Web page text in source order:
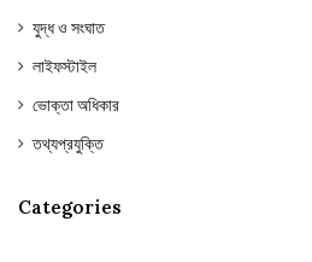
যুদ্ধ ও সংঘাত
লাইফস্টাইল
ভোক্তা অধিকার
তথ্যপ্রযুক্তি
Categories